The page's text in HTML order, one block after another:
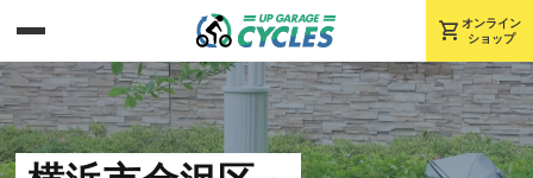
shopping_cart オンライン
ショップ